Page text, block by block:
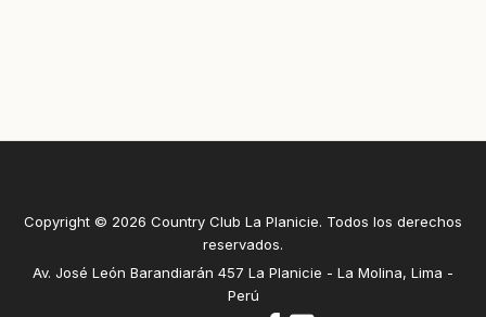
Copyright © 2026 Country Club La Planicie. Todos los derechos
reservados.
Av. José León Barandiarán 457 La Planicie - La Molina, Lima -
Perú